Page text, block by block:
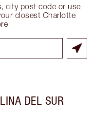
city post code or use
closest Charlotte
DEL SUR